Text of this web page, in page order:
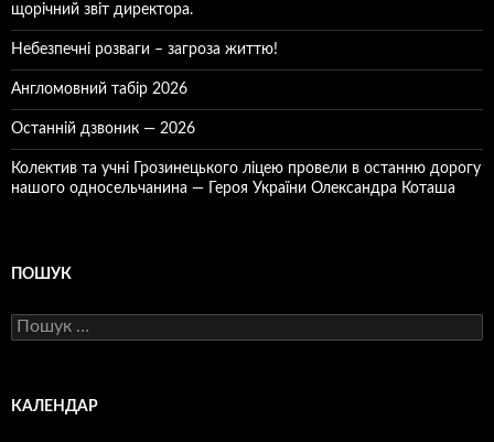
щорічний звіт директора.
Небезпечні розваги – загроза життю!
Англомовний табір 2026
Останній дзвоник — 2026
Колектив та учні Грозинецького ліцею провели в останню дорогу
нашого односельчанина — Героя України Олександра Коташа
ПОШУК
Пошук:
КАЛЕНДАР